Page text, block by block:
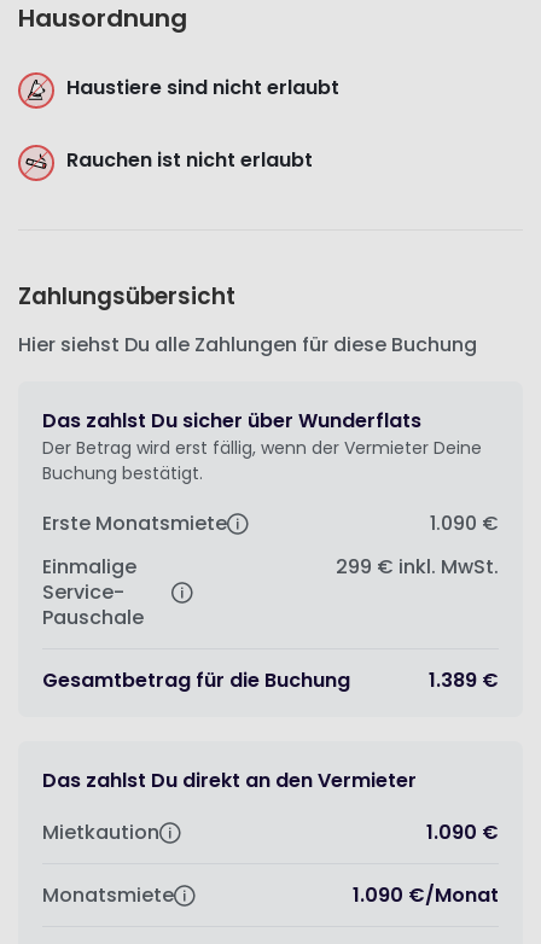
Hausordnung
Haustiere sind nicht erlaubt
Rauchen ist nicht erlaubt
Zahlungsübersicht
Hier siehst Du alle Zahlungen für diese Buchung
Das zahlst Du sicher über Wunderflats
Der Betrag wird erst fällig, wenn der Vermieter Deine
Buchung bestätigt.
Erste Monatsmiete
1.090 €
Einmalige
Service-
Pauschale
299 € inkl. MwSt.
Gesamtbetrag für die Buchung 1.389 €
Das zahlst Du direkt an den Vermieter
Mietkaution
1.090 €
Monatsmiete 1.090 €/Monat